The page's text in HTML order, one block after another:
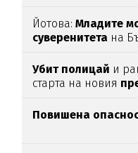
Йотова:Младите
суверенитета на
Убит полицай и
старта на новия
Повишена